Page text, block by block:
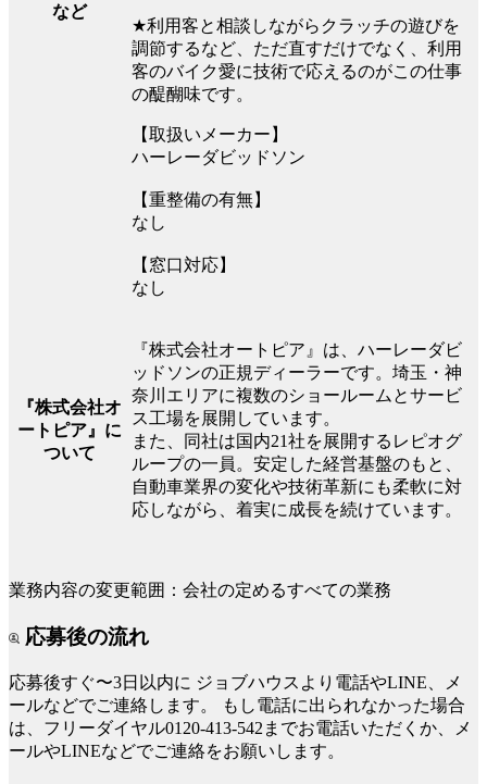
など
★利用客と相談しながらクラッチの遊びを
調節するなど、ただ直すだけでなく、利用
客のバイク愛に技術で応えるのがこの仕事
の醍醐味です。
【取扱いメーカー】
ハーレーダビッドソン
【重整備の有無】
なし
【窓口対応】
なし
『株式会社オ
ートピア』に
ついて
『株式会社オートピア』は、ハーレーダビ
ッドソンの正規ディーラーです。埼玉・神
奈川エリアに複数のショールームとサービ
ス工場を展開しています。
また、同社は国内21社を展開するレピオグ
ループの一員。安定した経営基盤のもと、
自動車業界の変化や技術革新にも柔軟に対
応しながら、着実に成長を続けています。
業務内容の変更範囲：会社の定めるすべての業務
応募後の流れ
応募後すぐ〜3日以内に ジョブハウスより電話やLINE、メ
ールなどでご連絡します。
もし電話に出られなかった場合
は、フリーダイヤル0120-413-542までお電話いただくか、メ
ールやLINEなどでご連絡をお願いします。